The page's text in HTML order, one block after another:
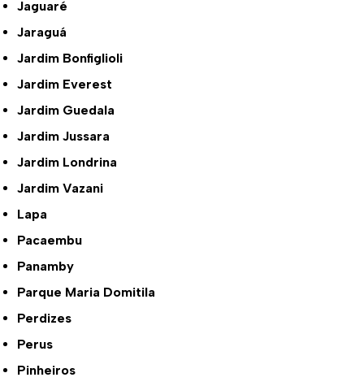
Jaguaré
Jaraguá
Jardim Bonfiglioli
Jardim Everest
Jardim Guedala
Jardim Jussara
Jardim Londrina
Jardim Vazani
Lapa
Pacaembu
Panamby
Parque Maria Domitila
Perdizes
Perus
Pinheiros